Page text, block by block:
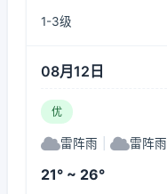
1-3级
08月12日
优
雷阵雨 雷阵雨
21° ~ 26°